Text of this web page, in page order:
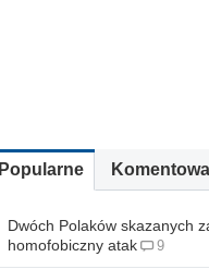
Popularne
Dwóch Polaków skazanych
homofobiczny atak
9